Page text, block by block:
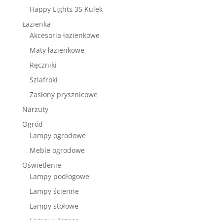
Happy Lights 35 Kulek
Łazienka
Akcesoria łazienkowe
Maty łazienkowe
Ręczniki
Szlafroki
Zasłony prysznicowe
Narzuty
Ogród
Lampy ogrodowe
Meble ogrodowe
Oświetlenie
Lampy podłogowe
Lampy ścienne
Lampy stołowe